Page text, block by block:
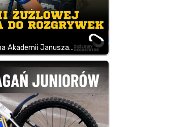
Akademii Janusza…